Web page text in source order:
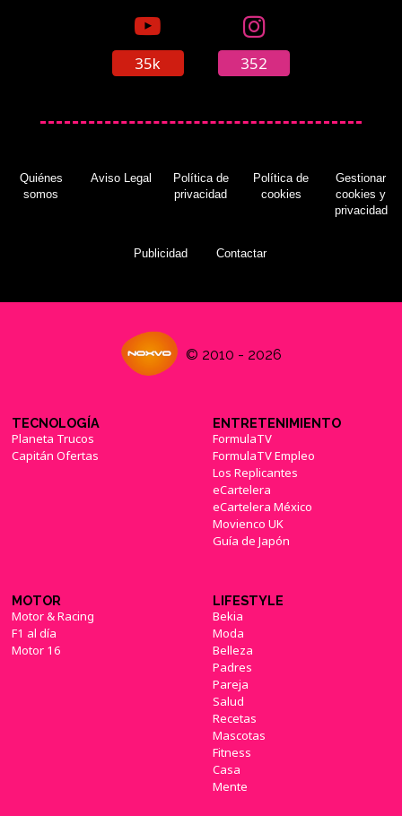
35k 352
Quiénes
somos
Aviso Legal
Política de
privacidad
Política de
cookies
Gestionar
cookies y
privacidad
Publicidad Contactar
© 2010 - 2026
TECNOLOGÍA
Planeta Trucos
Capitán Ofertas
ENTRETENIMIENTO
FormulaTV
FormulaTV Empleo
Los Replicantes
eCartelera
eCartelera México
Movienco UK
Guía de Japón
MOTOR
Motor & Racing
F1 al día
Motor 16
LIFESTYLE
Bekia
Moda
Belleza
Padres
Pareja
Salud
Recetas
Mascotas
Fitness
Casa
Mente